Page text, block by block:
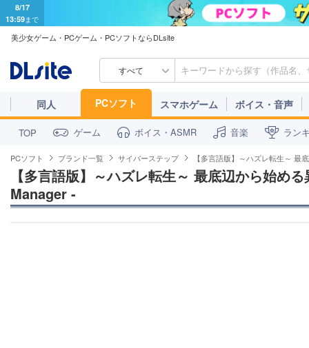
8/17
13:59まで
美少女ゲーム・PCゲーム・PCソフトならDLsite
すべて
同人 PCソフト スマホゲーム ボイス・音声
TOP ゲーム ボイス・ASMR 音楽 ラン
PCソフト ブランド一覧 サイバーステップ 【多言語版】～ハズレ転生～ 最
【多言語版】～ハズレ転生～ 最底辺から始め
Manager -